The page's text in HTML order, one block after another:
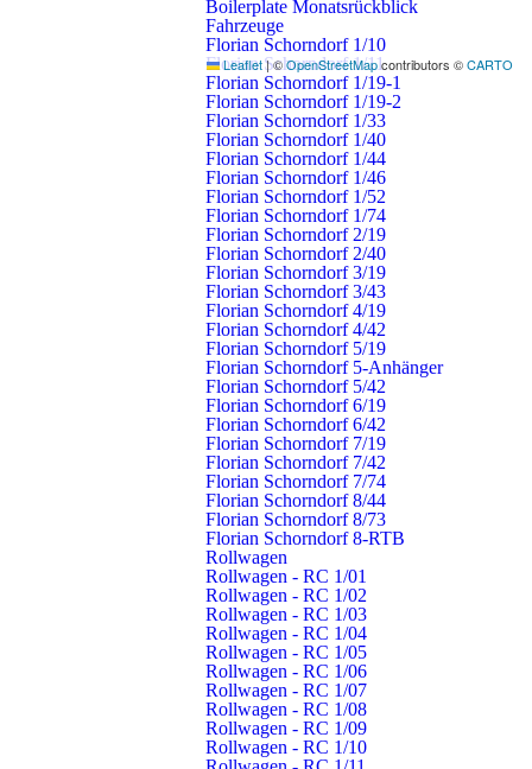
Boilerplate Monatsrückblick
Fahrzeuge
Florian Schorndorf 1/10
Florian Schorndorf 1/11
Florian Schorndorf 1/19-1
Florian Schorndorf 1/19-2
Florian Schorndorf 1/33
Florian Schorndorf 1/40
Florian Schorndorf 1/44
Florian Schorndorf 1/46
Florian Schorndorf 1/52
Florian Schorndorf 1/74
Florian Schorndorf 2/19
Florian Schorndorf 2/40
Florian Schorndorf 3/19
Florian Schorndorf 3/43
Florian Schorndorf 4/19
Florian Schorndorf 4/42
Florian Schorndorf 5/19
Florian Schorndorf 5-Anhänger
Florian Schorndorf 5/42
Florian Schorndorf 6/19
Florian Schorndorf 6/42
Florian Schorndorf 7/19
Florian Schorndorf 7/42
Florian Schorndorf 7/74
Florian Schorndorf 8/44
Florian Schorndorf 8/73
Florian Schorndorf 8-RTB
Rollwagen
Rollwagen - RC 1/01
Rollwagen - RC 1/02
Rollwagen - RC 1/03
Rollwagen - RC 1/04
Rollwagen - RC 1/05
Rollwagen - RC 1/06
Rollwagen - RC 1/07
Rollwagen - RC 1/08
Rollwagen - RC 1/09
Rollwagen - RC 1/10
Leaflet|©OpenStreetMapcontributors ©CARTO
Nebenstehende Karte zeigt den ungefähren Einsatzort
Dieser Einsatzbericht gibt die Geschehnisse
vereinfacht dargestellt wieder und hat keinen Anspruch auf Rechtsgültigkeit.